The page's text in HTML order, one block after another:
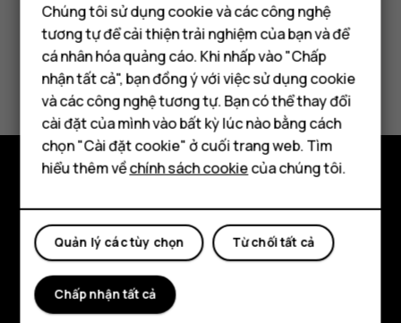
Điện thoại thông minh
Điện thoại phổ thông
Máy tính bảng
Bạn tìm được thông tin hữu ích không?
Có Không
Giới thiệu
Planet and people
Hỗ trợ
Chúng tôi sử dụng cookie và các công nghệ
tương tự để cải thiện trải nghiệm của bạn và để
cá nhân hóa quảng cáo. Khi nhấp vào "Chấp
nhận tất cả", bạn đồng ý với việc sử dụng cookie
và các công nghệ tương tự. Bạn có thể thay đổi
cài đặt của mình vào bất kỳ lúc nào bằng cách
chọn "Cài đặt cookie" ở cuối trang web. Tìm
hiểu thêm vềchính sách cookiecủa chúng tôi.
Từ chối tất cả
Quản lý các tùy chọn
Chấp nhận tất cả